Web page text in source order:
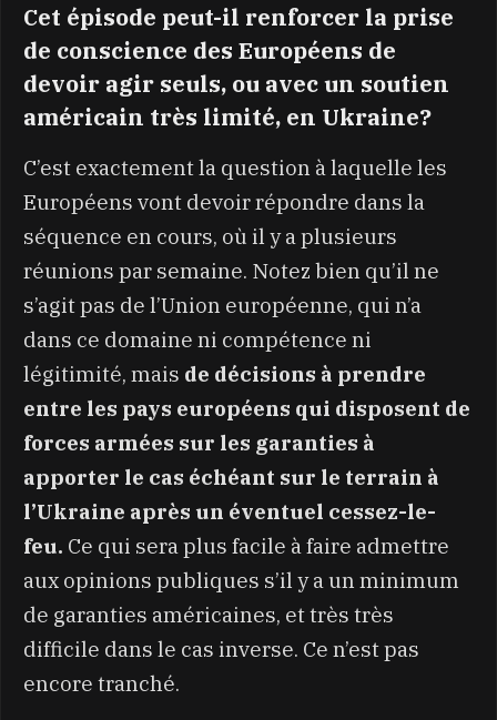
Cet épisode peut-il renforcer la prise
de conscience des Européens de
devoir agir seuls, ou avec un soutien
américain très limité, en Ukraine?
C’est exactement la question à laquelle les
Européens vont devoir répondre dans la
séquence en cours, où il y a plusieurs
réunions par semaine. Notez bien qu’il ne
s’agit pas de l’Union européenne, qui n’a
dans ce domaine ni compétence ni
légitimité, mais de décisions à prendre
entre les pays européens qui disposent de
forces armées sur les garanties à
apporter le cas échéant sur le terrain à
l’Ukraine après un éventuel cessez-le-
feu. Ce qui sera plus facile à faire admettre
aux opinions publiques s’il y a un minimum
de garanties américaines, et très très
difficile dans le cas inverse. Ce n’est pas
encore tranché.